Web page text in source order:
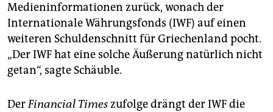
Medieninformationen zurück, wonach der
Internationale Währungsfonds (IWF) auf einen
weiteren Schuldenschnitt für Griechenland pocht.
„Der IWF hat eine solche Äußerung natürlich nicht
getan“, sagte Schäuble.
DerFinancial Timeszufolge drängt der IWF die